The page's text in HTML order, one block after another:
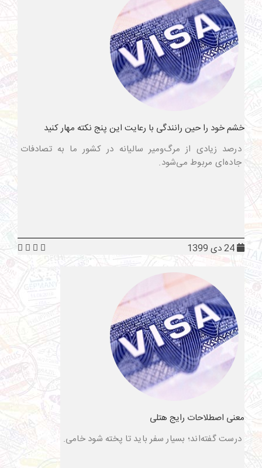
خشم خود را حین رانندگی با رعایت این پنج نکته مهار کنید
درصد زیادی از مرگ‌ومیر سالیانه در کشور ما به تصادفات
جاده‌ای مربوط می‌شود.
معنی اصطلاحات رایج هتلی
درست گفته‌اند؛ بسیار سفر باید تا پخته شود خامی.